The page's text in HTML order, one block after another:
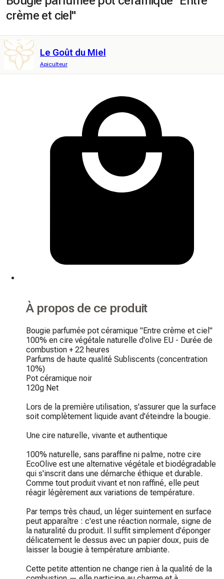
crème et ciel"
Le Goût du Miel
Apiculteur
À propos de ce produit
Bougie parfumée pot céramique "Entre crème et ciel"
100% en cire végétale naturelle d'olive EU - Durée de
combustion + 22 heures
Parfums de haute qualité Subliscents (concentration
10%)
Pot céramique noir
120g Net
Lors de la première utilisation, s'assurer que la surface
soit complètement liquide avant d'éteindre la bougie.
Une cire naturelle, vivante et authentique
100% naturelle, sans paraffine ni palme, notre cire
EcoOlive est une alternative végétale et biodégradable
qui s'inscrit dans une démarche éthique et durable.
Comme tout produit vivant et non raffiné, elle peut
réagir légèrement aux variations de température.
Par temps très chaud, un léger suintement en surface
peut apparaître : c'est une réaction normale, signe de
la naturalité du produit. Il suffit simplement d'éponger
délicatement le dessus avec un papier doux, puis de
laisser la bougie à température ambiante.
Cette petite attention ne change rien à la qualité de la